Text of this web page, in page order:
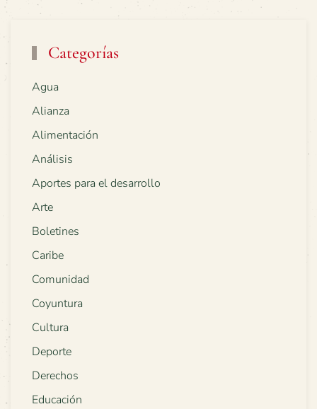
Categorías
Agua
Alianza
Alimentación
Análisis
Aportes para el desarrollo
Arte
Boletines
Caribe
Comunidad
Coyuntura
Cultura
Deporte
Derechos
Educación